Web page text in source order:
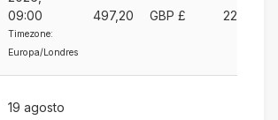
09:00
Timezone:
Europa/Londres
497,20 GBP £ 22
19 agosto